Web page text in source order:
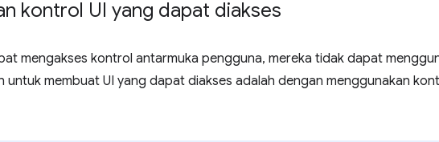
kontrol UI yang dapat diakses
mengakses kontrol antarmuka pengguna, mereka tidak dapat
untuk membuat UI yang dapat diakses adalah dengan menggunakan